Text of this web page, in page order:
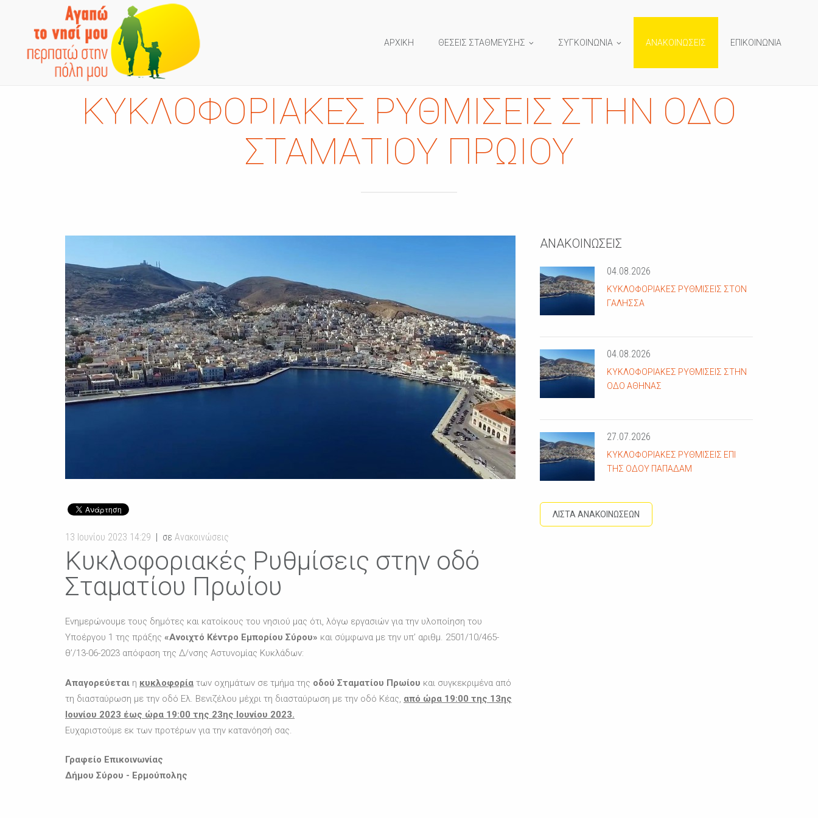
ΑΡΧΙΚΗ ΘΕΣΕΙΣ ΣΤΑΘΜΕΥΣΗΣ ΣΥΓΚΟΙΝΩΝΙΑ ΑΝΑΚΟΙΝΩΣΕΙΣ ΕΠΙΚΟΙΝΩΝΙΑ
ΚΥΚΛΟΦΟΡΙΑΚΈΣ ΡΥΘΜΊΣΕΙΣ ΣΤΗΝ ΟΔΌ
ΣΤΑΜΑΤΊΟΥ ΠΡΩΊΟΥ
13 Ιουνίου 2023 14:29 σε Ανακοινώσεις
Κυκλοφοριακές Ρυθμίσεις στην οδό
Σταματίου Πρωίου
Ενημερώνουμε τους δημότες και κατοίκους του νησιού μας ότι, λόγω εργασιών για την υλοποίηση του
Υποέργου 1 της πράξης «Ανοιχτό Κέντρο Εμπορίου Σύρου» και σύμφωνα με την υπ’ αριθμ. 2501/10/465-
θ’/13-06-2023 απόφαση της Δ/νσης Αστυνομίας Κυκλάδων:
Απαγορεύεται η κυκλοφορία των οχημάτων σε τμήμα της οδού Σταματίου Πρωίου και συγκεκριμένα από
τη διασταύρωση με την οδό Ελ. Βενιζέλου μέχρι τη διασταύρωση με την οδό Κέας, από ώρα 19:00 της 13ης
Ιουνίου 2023 έως ώρα 19:00 της 23ης Ιουνίου 2023.
Ευχαριστούμε εκ των προτέρων για την κατανόησή σας.
Γραφείο Επικοινωνίας
Δήμου Σύρου - Ερμούπολης
ΑΝΑΚΟΙΝΩΣΕΙΣ
04.08.2026
ΚΥΚΛΟΦΟΡΙΑΚΈΣ ΡΥΘΜΊΣΕΙΣ ΣΤΟΝ
ΓΑΛΗΣΣΆ
04.08.2026
ΚΥΚΛΟΦΟΡΙΑΚΈΣ ΡΥΘΜΊΣΕΙΣ ΣΤΗΝ
ΟΔΌ ΑΘΗΝΆΣ
27.07.2026
ΚΥΚΛΟΦΟΡΙΑΚΈΣ ΡΥΘΜΊΣΕΙΣ ΕΠΊ
ΤΗΣ ΟΔΟΎ ΠΑΠΑΔΆΜ
ΛΙΣΤΑ ΑΝΑΚΟΙΝΩΣΕΩΝ